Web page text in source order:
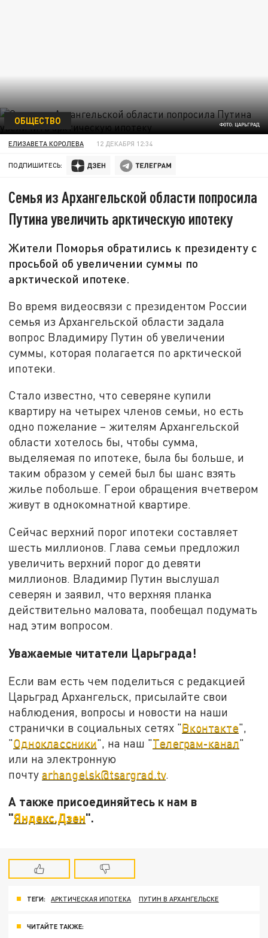
ФОТО: ЦАРЬГРАД
ОБЩЕСТВО
ЕЛИЗАВЕТА КОРОЛЕВА 12 ДЕКАБРЯ 12:34
ПОДПИШИТЕСЬ:
Семья из Архангельской области попросила
Путина увеличить арктическую ипотеку
Жители Поморья обратились к президенту с
просьбой об увеличении суммы по
арктической ипотеке.
Во время видеосвязи с президентом России
семья из Архангельской области задала
вопрос Владимиру Путин об увеличении
суммы, которая полагается по арктической
ипотеки.
Стало известно, что северяне купили
квартиру на четырех членов семьи, но есть
одно пожелание – жителям Архангельской
области хотелось бы, чтобы сумма,
выделяемая по ипотеке, была бы больше, и
таким образом у семей был бы шанс взять
жилье побольше. Герои обращения вчетвером
живут в однокомнатной квартире.
Сейчас верхний порог ипотеки составляет
шесть миллионов. Глава семьи предложил
увеличить верхний порог до девяти
миллионов. Владимир Путин выслушал
северян и заявил, что верхняя планка
действительно маловата, пообещал подумать
над этим вопросом.
Уважаемые читатели Царьграда!
Если вам есть чем поделиться с редакцией
Царьград Архангельск, присылайте свои
наблюдения, вопросы и новости на наши
странички в социальных сетях "Вконтакте",
"Одноклассники", на наш "Телеграм-канал"
или на электронную
почтуarhangelsk@tsargrad.tv.
А также присоединяйтесь к нам в
"Яндекс.Дзен".
ТЕГИ: АРКТИЧЕСКАЯ ИПОТЕКА ПУТИН В АРХАНГЕЛЬСКЕ
ЧИТАЙТЕ ТАКЖЕ: